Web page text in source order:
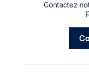
Contactez